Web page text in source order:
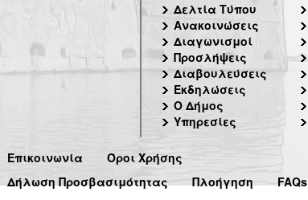
Δελτία Τύπου
Ανακοινώσεις
Διαγωνισμοί
Προσλήψεις
Διαβουλεύσεις
Εκδηλώσεις
Ο Δήμος
Υπηρεσίες
Επικοινωνία
Όροι Χρήσης
Δήλωση Προσβασιμότητας
Πλοήγηση FAQs